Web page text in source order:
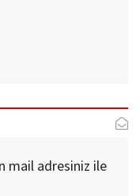
mail adresiniz ile